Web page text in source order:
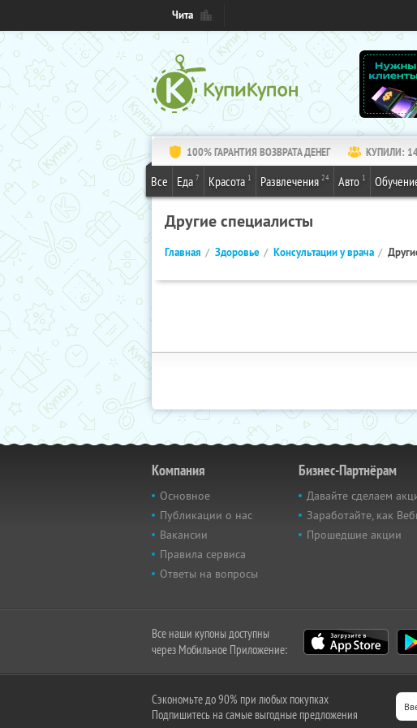
Чита
100% ГАРАНТИЯ ВОЗВРАТА ДЕНЕГ КУПИЛИ:
Все Еда 7 Красота 1 Развлечения 24 Авто 1
Другие специалисты
Главная Здоровье Консультации у врача
Компания
Основное
Публикации о нас
Вакансии
Правила сервиса
Ответы на вопросы
Бизнес-Партнёрам
Давайте сделаем
Заработайте, как
Прошедшие акции
Все наши купоны доступны
через Мобильное Приложение:
Сэкономьте до 90% при любых покупках
Подпишитесь на самые выгодные предложения